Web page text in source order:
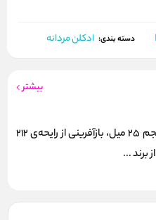
دسته بندی: ادکلن مردانه
بیشتر
ادکلن برند کالکشن کد 032 با حجم 25 میل، بازآفرینی از رایحه‌ی 212